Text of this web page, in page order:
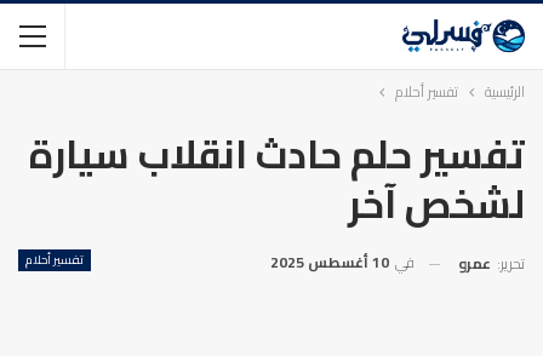
الرئيسية تفسير أحلام
تفسير حلم حادث انقلاب سيارة
لشخص آخر
تفسير أحلام تحرير: عمرو في 10 أغسطس 2025